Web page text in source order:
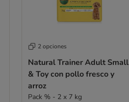
2 opciones
Natural Trainer Adult Small
& Toy con pollo fresco y
arroz
Pack % - 2 x 7 kg